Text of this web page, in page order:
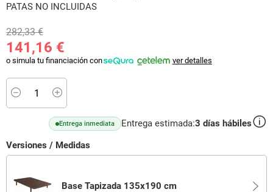
PATAS NO INCLUIDAS
141,16 €
282,33 €
o simula tu financiación con ver detalles
Versiones / Medidas
Base Tapizada 135x190 cm
Entrega inmediata Entrega estimada:3 días hábiles
Minus